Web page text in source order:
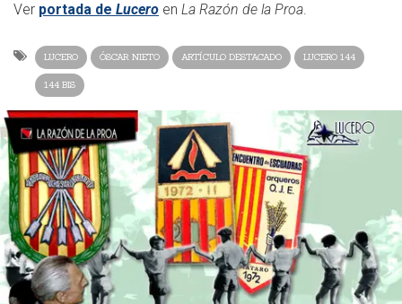
Ver portada de Lucero en La Razón de la Proa.
LUCERO ÓSCAR NIETO ARTÍCULO DESTACADO LUCERO 144
144 BIS